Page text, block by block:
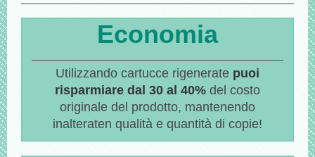
Economia
Utilizzando cartucce rigenerate puoi
risparmiare dal 30 al 40% del costo
originale del prodotto, mantenendo
inalteraten qualità e quantità di copie!